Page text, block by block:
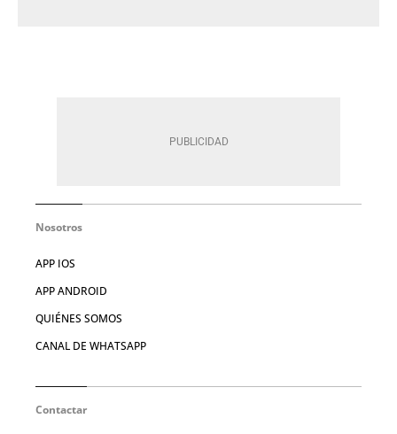
Nosotros
APP IOS
APP ANDROID
QUIÉNES SOMOS
CANAL DE WHATSAPP
Contactar